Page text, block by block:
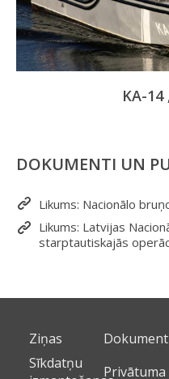
KA-14
DOKUMENTI UN
Likums: Nacionālo
Likums: Latvijas
starptautiskajās
Ziņas
Sīkdatņu
Privātuma